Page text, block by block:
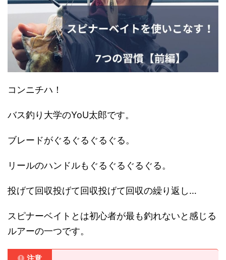
コンニチハ！
バス釣り大学のYoU太郎です。
ブレードがぐるぐるぐるぐる。
リールのハンドルもぐるぐるぐるぐる。
投げて回収投げて回収投げて回収の繰り返し…
スピナーベイトとは初心者が最も釣れないと感じる
ルアーの一つです。